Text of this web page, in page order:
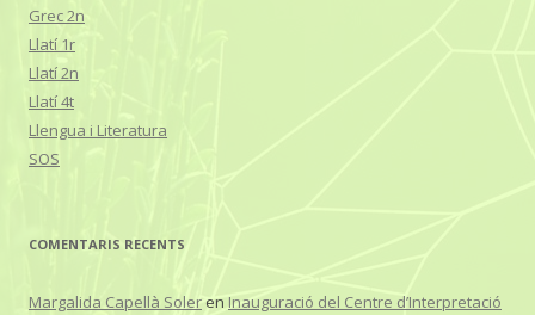
Grec 2n
Llatí 1r
Llatí 2n
Llatí 4t
Llengua i Literatura
SOS
COMENTARIS RECENTS
Margalida Capellà Soleren Inauguració del Centre d’Interpretació